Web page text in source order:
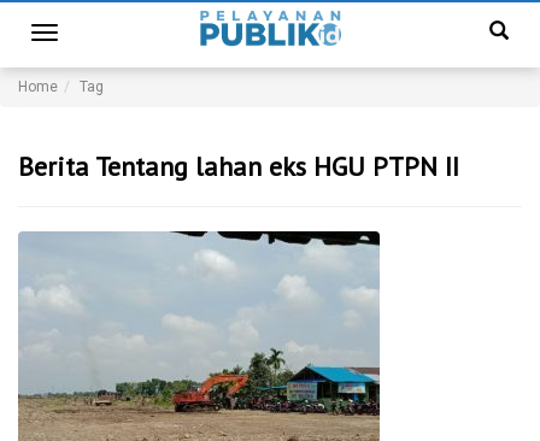
Toggle
navigation
Home Tag
Berita Tentang lahan eks HGU PTPN II